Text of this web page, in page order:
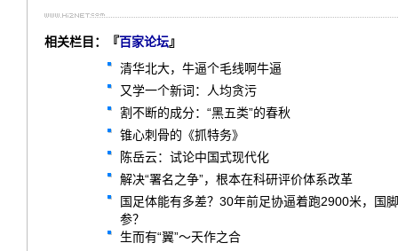
相关栏目：『百家论坛』
清华北大，牛逼个毛线啊牛逼
又学一个新词：人均贪污
割不断的成分：“黑五类”的春秋
锥心刺骨的《抓特务》
陈岳云：试论中国式现代化
解决“署名之争”，根本在科研评价体系改革
国足体能有多差？30年前足协逼着跑2900米，国
参？
生而有“翼”～天作之合